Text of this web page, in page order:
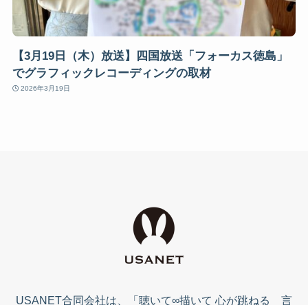
【3月19日（木）放送】四国放送「フォーカス徳島」
でグラフィックレコーディングの取材
2026年3月19日
USANET合同会社は、「聴いて∞描いて 心が跳ねる 言